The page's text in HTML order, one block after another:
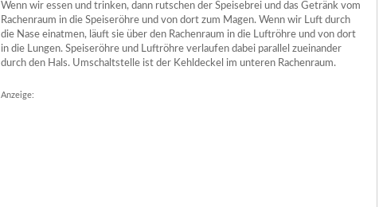
Wenn wir essen und trinken, dann rutschen der Speisebrei und das Getränk vom
Rachenraum in die Speiseröhre und von dort zum Magen. Wenn wir Luft durch
die Nase einatmen, läuft sie über den Rachenraum in die Luftröhre und von dort
in die Lungen. Speiseröhre und Luftröhre verlaufen dabei parallel zueinander
durch den Hals. Umschaltstelle ist der Kehldeckel im unteren Rachenraum.
Anzeige: